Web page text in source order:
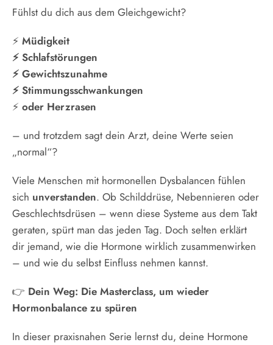
Fühlst du dich aus dem Gleichgewicht?
⚡ Müdigkeit
⚡ Schlafstörungen
⚡ Gewichtszunahme
⚡ Stimmungsschwankungen
⚡ oder Herzrasen
– und trotzdem sagt dein Arzt, deine Werte seien
„normal“?
Viele Menschen mit hormonellen Dysbalancen fühlen
sich unverstanden. Ob Schilddrüse, Nebennieren oder
Geschlechtsdrüsen – wenn diese Systeme aus dem Takt
geraten, spürt man das jeden Tag. Doch selten erklärt
dir jemand, wie die Hormone wirklich zusammenwirken
– und wie du selbst Einfluss nehmen kannst.
👉 Dein Weg: Die Masterclass, um wieder
Hormonbalance zu spüren
In dieser praxisnahen Serie lernst du, deine Hormone